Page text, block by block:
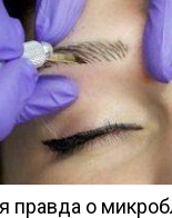
правда о